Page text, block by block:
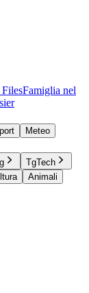
Famiglia nel
Meteo
TgTech
Animali